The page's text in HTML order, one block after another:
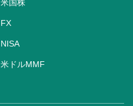
米国株
FX
NISA
米ドルMMF